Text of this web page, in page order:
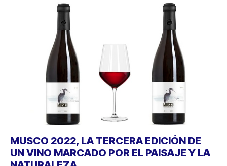
MUSCO 2022, LA TERCERA EDICIÓN DE
UN VINO MARCADO POR EL PAISAJE Y LA